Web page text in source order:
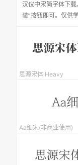
汉仪中宋简字体下载
装”按钮即可。仅供
思源宋体 Heavy
Aa细宋(非商业使用)